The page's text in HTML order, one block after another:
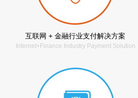
互联网 + 金融行业支付解决方案
Internet+Finance Industry Payment Solution